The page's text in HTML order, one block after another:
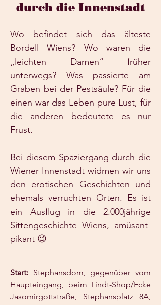
durch die Innenstadt
Wo befindet sich das älteste
Bordell Wiens? Wo waren die
„leichten Damen“ früher
unterwegs? Was passierte am
Graben bei der Pestsäule? Für die
einen war das Leben pure Lust, für
die anderen bedeutete es nur
Frust.
Bei diesem Spaziergang durch die
Wiener Innenstadt widmen wir uns
den erotischen Geschichten und
ehemals verruchten Orten. Es ist
ein Ausflug in die 2.000jährige
Sittengeschichte Wiens, amüsant-
pikant 😉
Start: Stephansdom, gegenüber vom
Haupteingang, beim Lindt-Shop/Ecke
Jasomirgottstraße, Stephansplatz 8A,